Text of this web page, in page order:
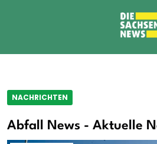
NACHRICHTEN
Abfall News - Aktuelle